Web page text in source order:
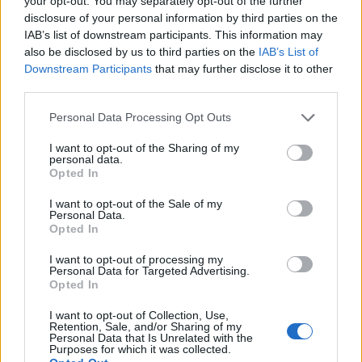
disclosure of your personal information by third parties on the
IAB’s list of downstream participants. This information may
also be disclosed by us to third parties on the IAB’s List of
Downstream Participants that may further disclose it to other
Personal Data Processing Opt Outs
I want to opt-out of the Sharing of my
personal data.
Opted In
I want to opt-out of the Sale of my
Personal Data.
Opted In
I want to opt-out of processing my
Personal Data for Targeted Advertising.
Opted In
I want to opt-out of Collection, Use,
Retention, Sale, and/or Sharing of my
Personal Data that Is Unrelated with the
Purposes for which it was collected.
Kategorie
opracowania
Tagi
Akademia Pana Kleksa - opracowanie
Opis psiego raju z Akademii Pana Kleksa
Alicja w Krainie Czarów – narracja i język
utworu
Dodaj komentarz
Komentarz